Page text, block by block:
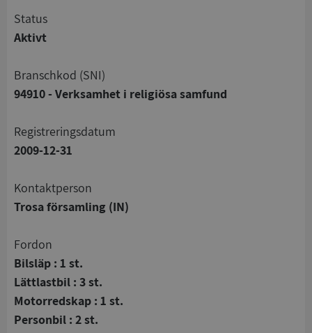
status
Aktivt
branschkod (SNI)
94910 - Verksamhet i religiösa samfund
registreringsdatum
2009-12-31
Kontaktperson
Trosa församling (IN)
Fordon
Bilsläp : 1 st.
Lättlastbil : 3 st.
Motorredskap : 1 st.
Personbil : 2 st.